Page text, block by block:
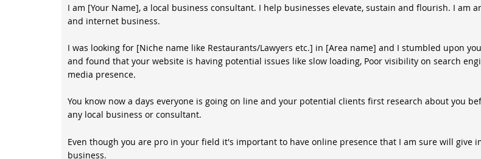
I am [Your Name], a local business consultant. I help businesses elevate, sustain and flourish. I am
and internet business.
I was looking for [Niche name like Restaurants/Lawyers etc.] in [Area name] and I stumbled upon
and found that your website is having potential issues like slow loading, Poor visibility on search
media presence.
You know now a days everyone is going on line and your potential clients first research about you
any local business or consultant.
Even though you are pro in your field it's important to have online presence that I am sure will give
business.